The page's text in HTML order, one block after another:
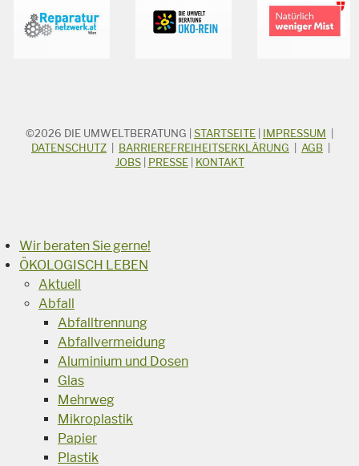
STICHWORTSUCHE
Suchbegriff
©2026 DIE UMWELTBERATUNG STARTSEITE IMPRESSUM
DATENSCHUTZ
BARRIEREFREIHEITSERKLÄRUNG AGB
JOBS| PRESSE| KONTAKT
Wir beraten Sie gerne!
ÖKOLOGISCH LEBEN
Aktuell
Abfall
Abfalltrennung
Abfallvermeidung
Aluminium und Dosen
Glas
Mehrweg
Mikroplastik
Papier
Plastik